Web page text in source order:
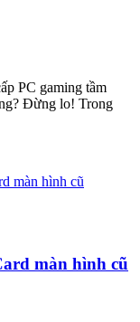
PC gaming tầm
Đừng lo! Trong
màn hình cũ